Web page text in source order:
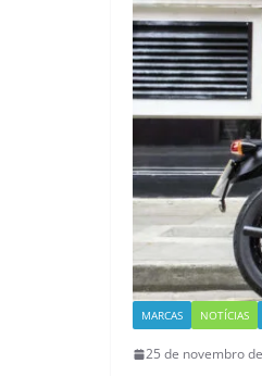
MARCAS NOTÍCIAS
25 de novembro